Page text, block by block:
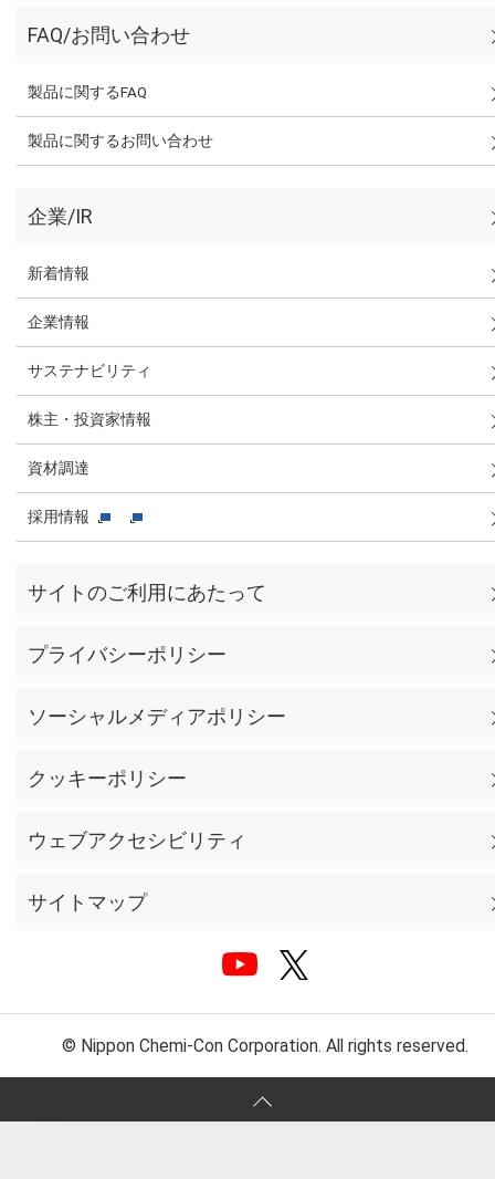
FAQ/お問い合わせ
製品に関するFAQ
製品に関するお問い合わせ
企業/IR
新着情報
企業情報
サステナビリティ
株主・投資家情報
資材調達
採用情報
サイトのご利用にあたって
プライバシーポリシー
ソーシャルメディアポリシー
クッキーポリシー
ウェブアクセシビリティ
サイトマップ
© Nippon Chemi-Con Corporation. All rights reserved.